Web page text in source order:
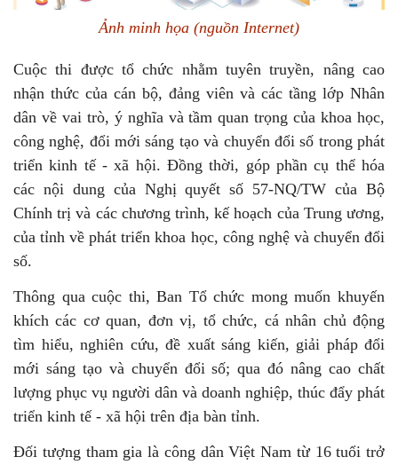
Ảnh minh họa (nguồn Internet)
Cuộc thi được tổ chức nhằm tuyên truyền, nâng cao
nhận thức của cán bộ, đảng viên và các tầng lớp Nhân
dân về vai trò, ý nghĩa và tầm quan trọng của khoa học,
công nghệ, đổi mới sáng tạo và chuyển đổi số trong phát
triển kinh tế - xã hội. Đồng thời, góp phần cụ thể hóa
các nội dung của Nghị quyết số 57-NQ/TW của Bộ
Chính trị và các chương trình, kế hoạch của Trung ương,
của tỉnh về phát triển khoa học, công nghệ và chuyển đổi
số.
Thông qua cuộc thi, Ban Tổ chức mong muốn khuyến
khích các cơ quan, đơn vị, tổ chức, cá nhân chủ động
tìm hiểu, nghiên cứu, đề xuất sáng kiến, giải pháp đổi
mới sáng tạo và chuyển đổi số; qua đó nâng cao chất
lượng phục vụ người dân và doanh nghiệp, thúc đẩy phát
triển kinh tế - xã hội trên địa bàn tỉnh.
Đối tượng tham gia là công dân Việt Nam từ 16 tuổi trở